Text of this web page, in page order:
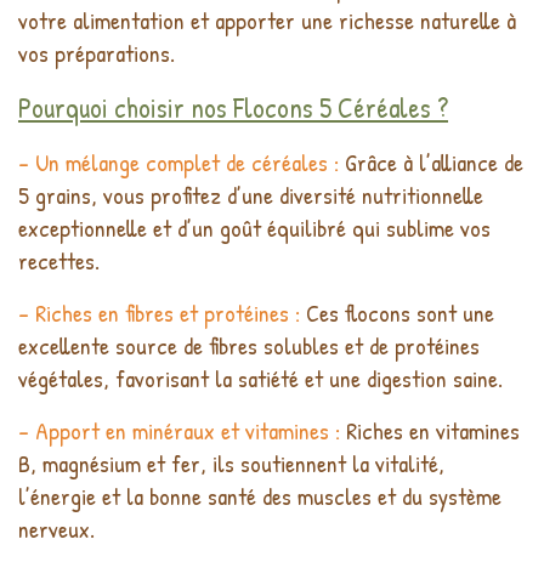
votre alimentation et apporter une richesse naturelle à
vos préparations.
Pourquoi choisir nos Flocons 5 Céréales ?
- Un mélange complet de céréales : Grâce à l’alliance de
5 grains, vous profitez d’une diversité nutritionnelle
exceptionnelle et d’un goût équilibré qui sublime vos
recettes.
- Riches en fibres et protéines : Ces flocons sont une
excellente source de fibres solubles et de protéines
végétales, favorisant la satiété et une digestion saine.
- Apport en minéraux et vitamines : Riches en vitamines
B, magnésium et fer, ils soutiennent la vitalité,
l’énergie et la bonne santé des muscles et du système
nerveux.